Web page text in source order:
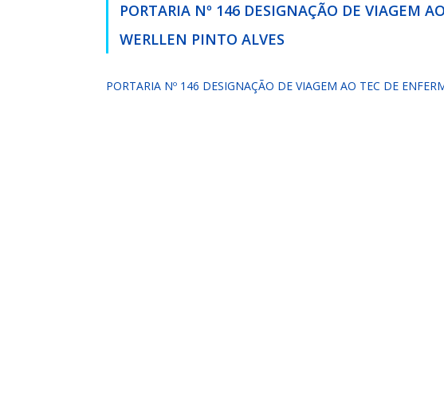
PORTARIA Nº 146 DESIGNAÇÃO DE VIAGEM
WERLLEN PINTO ALVES
PORTARIA Nº 146 DESIGNAÇÃO DE VIAGEM AO TEC DE